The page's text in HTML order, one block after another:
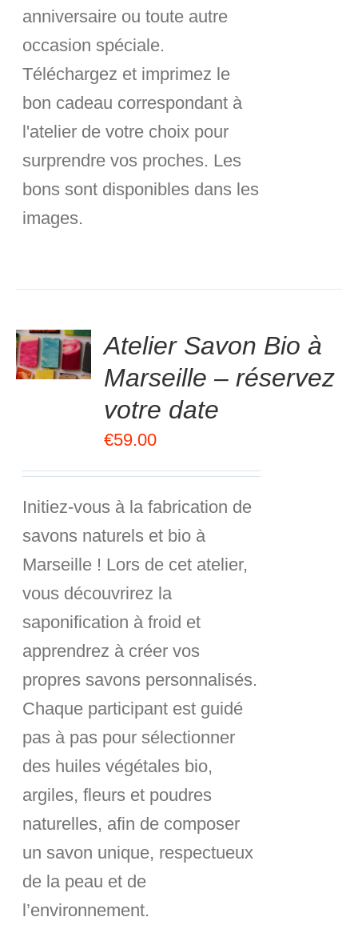
anniversaire ou toute autre
occasion spéciale.
Téléchargez et imprimez le
bon cadeau correspondant à
l'atelier de votre choix pour
surprendre vos proches. Les
bons sont disponibles dans les
images.
sur
Atelier Savon Bio à
Marseille – réservez
votre date
€59.00
Initiez-vous à lafabrication de
savons naturels et bio à
Marseille ! Lors de cet atelier,
vous découvrirez la
saponification à froid et
apprendrez à créer vos
propres savons personnalisés.
Chaque participant est guidé
pas à pas pour sélectionner
des huiles végétales bio,
argiles, fleurs et poudres
naturelles, afin de composer
un savon unique, respectueux
de la peau et de
l’environnement.